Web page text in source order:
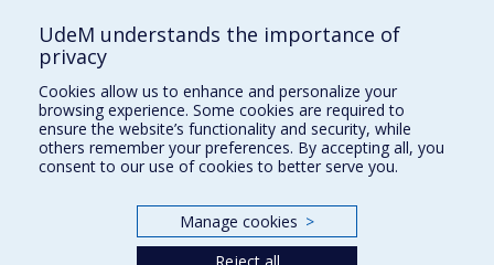
Comment soutenir le Département?
BESOIN D'AIDE?
Plan du site
Signaler une erreur
Accessibilité
Nos départements et écoles
UdeM understands the importance of
privacy
Cookies allow us to enhance and personalize your
browsing experience. Some cookies are required to
ensure the website’s functionality and security, while
others remember your preferences. By accepting all, you
consent to our use of cookies to better serve you.
Manage cookies >
Reject all